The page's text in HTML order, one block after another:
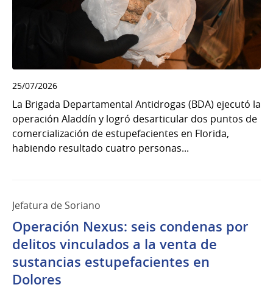
25/07/2026
La Brigada Departamental Antidrogas (BDA) ejecutó la
operación Aladdín y logró desarticular dos puntos de
comercialización de estupefacientes en Florida,
habiendo resultado cuatro personas...
Jefatura de Soriano
Operación Nexus: seis condenas por
delitos vinculados a la venta de
sustancias estupefacientes en
Dolores